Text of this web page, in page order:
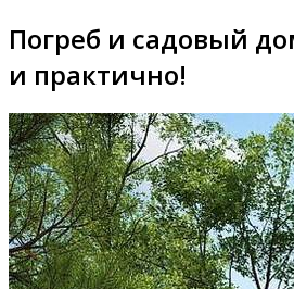
Погреб и садовый
и практично!